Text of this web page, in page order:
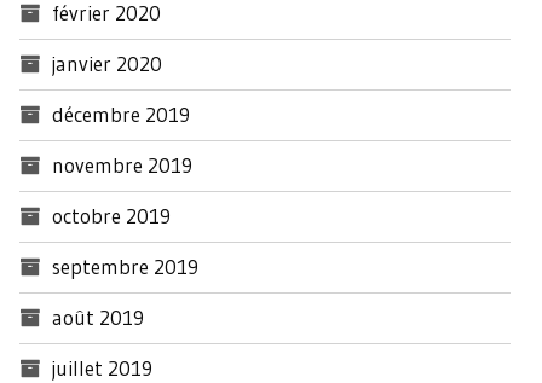
février 2020
janvier 2020
décembre 2019
novembre 2019
octobre 2019
septembre 2019
août 2019
juillet 2019